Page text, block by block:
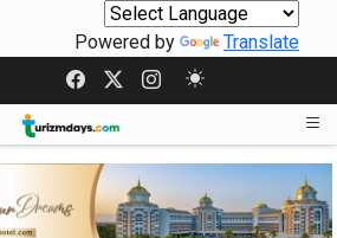
Powered by Translate